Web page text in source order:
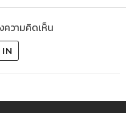
ความคิดเห็น
IN